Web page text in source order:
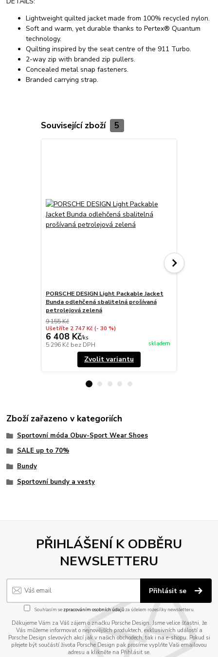
Lightweight quilted jacket made from 100% recycled nylon.
Soft and warm, yet durable thanks to Pertex® Quantum
technology.
Quilting inspired by the seat centre of the 911 Turbo.
2-way zip with branded zip pullers.
Concealed metal snap fasteners.
Branded carrying strap.
Související zboží 5
PORSCHE DESIGN Light Packable Jacket
Bunda odlehčená sbalitelná prošívaná
petrolejová zelená
9 155 Kč
Ušetříte 2 747 Kč (- 30 %)
6 408 Kč/ks
5 296 Kč bez DPH skladem
Zvolit variantu
Zboží zařazeno v kategoriích
Sportovní móda Obuv-Sport Wear Shoes
SALE up to 70%
Bundy
Sportovní bundy a vesty
PŘIHLÁŠENÍ K ODBĚRU
NEWSLETTERU
Přihlásit se
Souhlasím se zpracováním osobních údajůza účelem rozesílky newsletteru.
Děkujeme Vám za Váš zájem o značku Porsche Design. Jsme velice šťastni, že
Vás můžeme informovat o nejnovějších produktech, exklusivních událostí a
Porsche Design slevových akcí jak v našich obchodech, tak i na e-shopu. Pokud si
přejete být součástí života Porsche Design pak prosíme vyplňte Vaši emailovou
adresu a klikněte na Přihlásit se.